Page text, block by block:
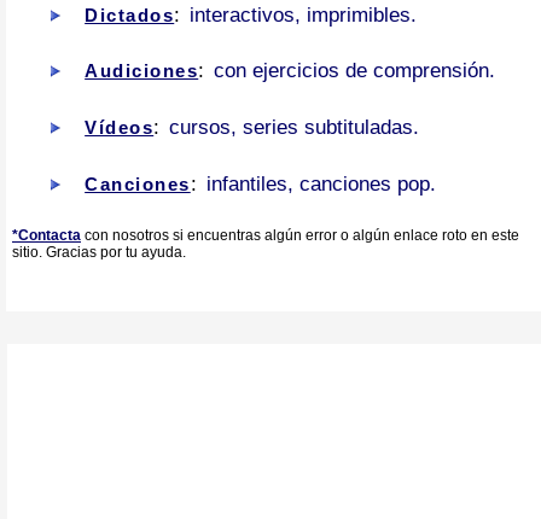
Dictados: interactivos, imprimibles.
Audiciones: con ejercicios de comprensión.
Vídeos: cursos, series subtituladas.
Canciones: infantiles, canciones pop.
*Contacta con nosotros si encuentras algún error o algún enlace roto en este
sitio. Gracias por tu ayuda.